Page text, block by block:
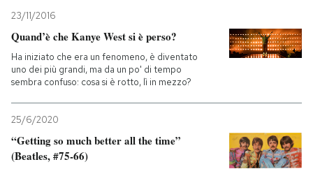
NEWSLETTER
I MIEI PREFERITI
SHOP
CALENDARIO
23/11/2016
Quand’è che Kanye West si è perso?
Ha iniziato che era un fenomeno, è diventato
uno dei più grandi, ma da un po' di tempo
sembra confuso: cosa si è rotto, lì in mezzo?
25/6/2020
“Getting so much better all the time”
(Beatles, #75-66)